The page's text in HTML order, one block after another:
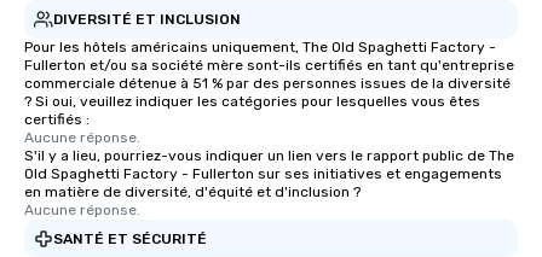
DIVERSITÉ ET INCLUSION
Pour les hôtels américains uniquement, The Old Spaghetti Factory -
Fullerton et/ou sa société mère sont-ils certifiés en tant qu'entreprise
commerciale détenue à 51 % par des personnes issues de la diversité
? Si oui, veuillez indiquer les catégories pour lesquelles vous êtes
certifiés :
Aucune réponse.
S'il y a lieu, pourriez-vous indiquer un lien vers le rapport public de The
Old Spaghetti Factory - Fullerton sur ses initiatives et engagements
en matière de diversité, d'équité et d'inclusion ?
Aucune réponse.
SANTÉ ET SÉCURITÉ